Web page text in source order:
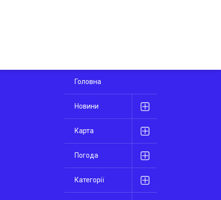
Головна
Новини
Карта
Погода
Категорії